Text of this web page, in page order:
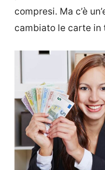
compresi. Ma c’è
cambiato le carte in